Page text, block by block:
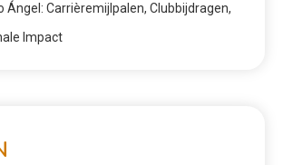
Ángel: Carrièremijlpalen, Clubbijdragen,
Impact